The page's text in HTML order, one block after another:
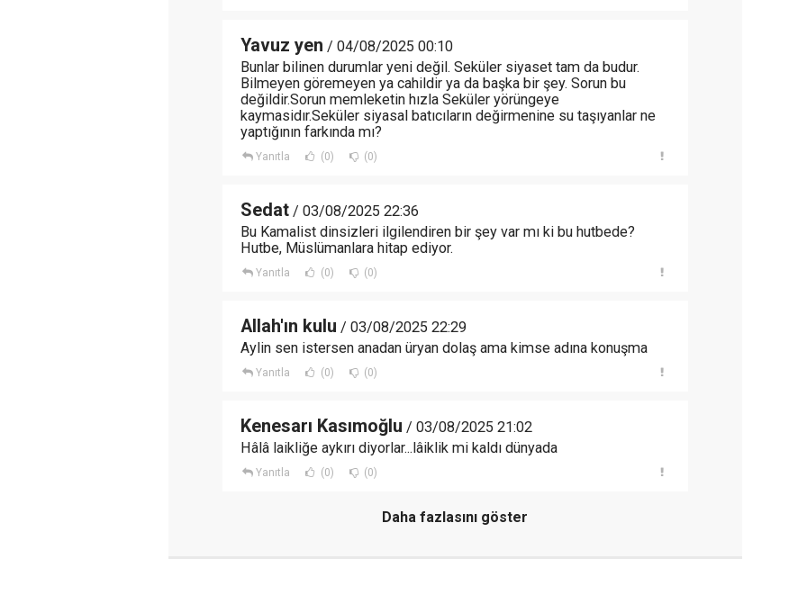
Yavuz yen / 04/08/2025 00:10
Bunlar bilinen durumlar yeni değil. Seküler siyaset tam da budur.
Bilmeyen göremeyen ya cahildir ya da başka bir şey. Sorun bu
değildir.Sorun memleketin hızla Seküler yörüngeye
kaymasidır.Seküler siyasal batıcıların değirmenine su taşıyanlar ne
yaptığının farkında mı?
Yanıtla (0) (0)
Sedat / 03/08/2025 22:36
Bu Kamalist dinsizleri ilgilendiren bir şey var mı ki bu hutbede?
Hutbe, Müslümanlara hitap ediyor.
Yanıtla (0) (0)
Allah'ın kulu / 03/08/2025 22:29
Aylin sen istersen anadan üryan dolaş ama kimse adına konuşma
Yanıtla (0) (0)
Kenesarı Kasımoğlu / 03/08/2025 21:02
Hâlâ laikliğe aykırı diyorlar...lâiklik mi kaldı dünyada
Yanıtla (0) (0)
Daha fazlasını göster